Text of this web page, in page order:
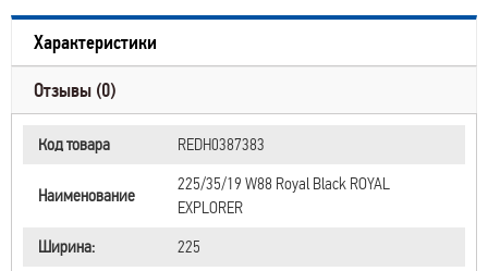
Характеристики
Отзывы (0)
Код товара REDН0387383
Наименование
225/35/19 W88 Royal Black ROYAL
EXPLORER
Ширина:
225